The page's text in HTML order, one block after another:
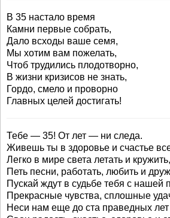
В 35 настало время
Камни первые собрать,
Дало всходы ваше семя,
Мы хотим вам пожелать,
Чтоб трудились плодотворно,
В жизни кризисов не знать,
Гордо, смело и проворно
Главных целей достигать!
Тебе — 35! От лет — ни следа.
Живешь ты в здоровье и счастье
Легко в мире света летать и кружить,
Петь песни, работать, любить и
Пускай ждут в судьбе тебя с нашей
Прекрасные чувства, сплошные
Неси нам еще до ста праведных лет